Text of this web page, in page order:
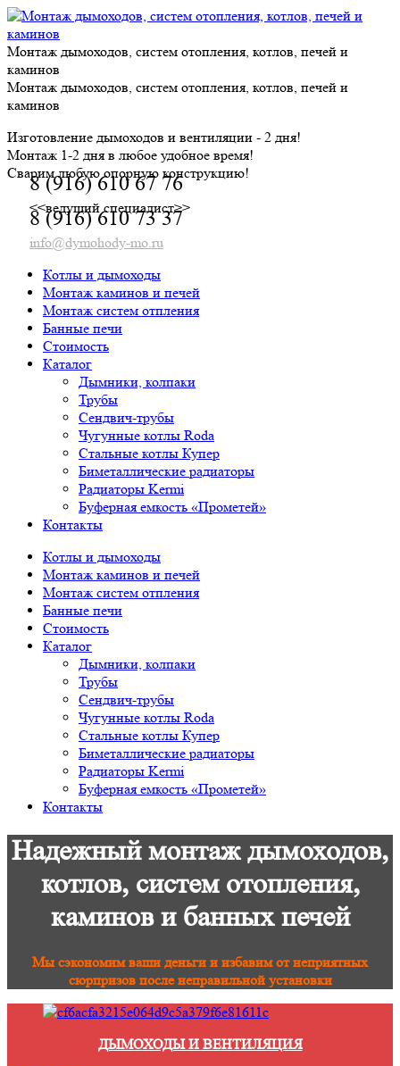
Skip
to
content
Монтаж дымоходов, систем отопления, котлов, печей и
каминов
Монтаж дымоходов, систем отопления, котлов, печей и
каминов
Изготовление дымоходов и вентиляции - 2 дня!
Монтаж 1-2 дня в любое удобное время!
Сварим любую опорную конструкцию!
8 (916) 610 67 76
<<ведущий специалист>>
8 (916) 610 73 37
info@dymohody-mo.ru
Котлы и дымоходы
Монтаж каминов и печей
Монтаж систем отпления
Банные печи
Стоимость
Каталог
Дымники, колпаки
Трубы
Сендвич-трубы
Чугунные котлы Roda
Стальные котлы Купер
Биметаллические радиаторы
Радиаторы Kermi
Буферная емкость «Прометей»
Контакты
Котлы и дымоходы
Монтаж каминов и печей
Монтаж систем отпления
Банные печи
Стоимость
Каталог
Дымники, колпаки
Трубы
Сендвич-трубы
Чугунные котлы Roda
Стальные котлы Купер
Биметаллические радиаторы
Радиаторы Kermi
Буферная емкость «Прометей»
Контакты
Надежный монтаж дымоходов,
котлов, систем отопления,
каминов и банных печей
Мы сэкономим ваши деньги и избавим от неприятных
сюрпризов после неправильной установки
ДЫМОХОДЫ И ВЕНТИЛЯЦИЯ